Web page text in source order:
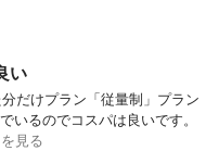
い
だけプラン「従量制」プラン
いるのでコスパは良いです。
見る